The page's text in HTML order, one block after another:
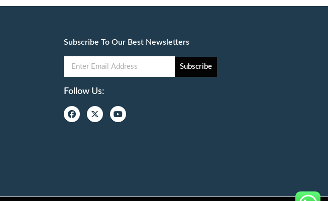
Subscribe To Our Best Newsletters
Subscribe
Follow Us: